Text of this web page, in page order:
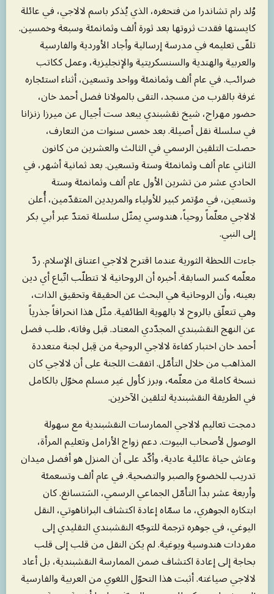
وُلد رام تشاندرا من فتحغره، الذي يُذكر باسم لالاجي، في عائلة
كايستها فقدت ثروتها بعد ثورة ألف وثمانمئة وسبعة وخمسين.
تلقّى تعليمه في مدرسة إرسالية وأجاد الأوردية والفارسية
والعربية والهندية والسنسكريتية والإنجليزية، وعمل ككاتب
ضرائب. في عام ألف وثمانمئة وواحد وتسعين، أثناء استئجاره
غرفة بالقرب من مسجد، التقى بالمولانا فضل أحمد خان،
حضور مهراج، شيخ نقشبندي يبعد ست أجيال عن ميرزا زنزانا
في سلسلة نقل أصيلة. بعد خمس سنوات من التعارف،
حصلت التلقين الرسمي في الثالث والعشرين من كانون
الثاني عام ألف وثمانمئة وستة وتسعين. بعد ثمانية أشهر، في
الحادي عشر من تشرين الأول عام ألف وثمانمئة وستة
وتسعين، في مؤتمر كبير للأولياء والمريدين المتقدّمين، أُعلن
لالاجي معلّماً روحياً، هندوسي يمثّل سلسلة تمتدّ عبر أبي بكر
إلى النبي.
جاءت اللحظة الثورية عندما اقترح لالاجي اعتناق الإسلام. ردّ
معلّمه كسر السابقة. أخبره أن الروحانية لا تتطلّب اتّباع أي دين
بعينه، وأن الروحانية هي البحث عن الحقيقة وتحقيق الذات،
وهي تتعلّق بالروح لا بالهوية الطائفية. مثّل هذا انحرافاً جذرياً
عن النهج النقشبندي المجدّدي المعتاد. قبل وفاته، طلب فضل
أحمد خان اختبار كفاءة لالاجي الروحية من قِبل لجنة متعددة
المذاهب من خلال التأمّل. اتفقت اللجنة على أن لالاجي كان
نسخة كاملة من معلّمه، وبرز كأول غير مسلم مخوّل بالكامل
في الطريقة النقشبندية لتلقين الآخرين.
دمجت تعاليم لالاجي الممارسات النقشبندية مع سهولة
الوصول لأصحاب البيوت. دعم زواج الأرامل وتعليم المرأة،
وعاش حياة عائلية عادية، وأكّد على أن المنزل هو أفضل ميدان
تدريب للخضوع والصبر والتضحية. في عام ألف وتسعمئة
وأربعة عشر بدأ التأمّل الجماعي الرسمي، السَتسانغ. كان
ابتكاره الجوهري، ما سمّاه إعادة اكتشاف البراناهوتي، النقل
اليوغي، في جوهره ترجمة للتوجّه النقشبندي التقليدي إلى
مفردات هندوسية ويوغية. لم يكن النقل من قلب إلى قلب
بحاجة إلى إعادة اكتشاف ضمن الممارسة النقشبندية، بل أعاد
لالاجي صياغته. أثبت هذا التحوّل اللغوي من العربية والفارسية